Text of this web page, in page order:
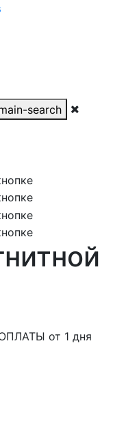
от 1 дня